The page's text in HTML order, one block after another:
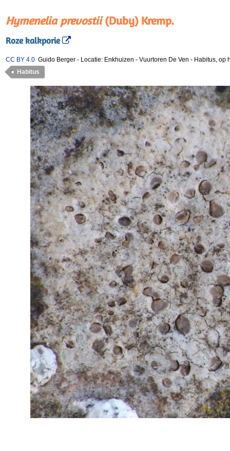
Hymenelia prevostii(Duby) Kremp.
Roze kalkporie
CC BY 4.0 Guido Berger - Locatie: Enkhuizen - Vuurtoren De Ven - Habitus, op
Habitus